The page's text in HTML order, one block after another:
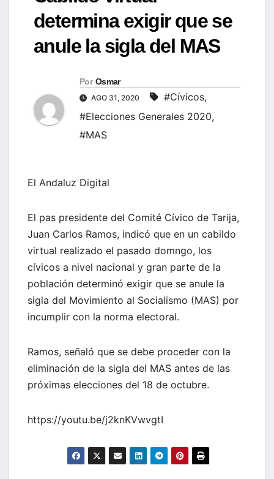
determina exigir que se
anule la sigla del MAS
Por Osmar
AGO 31, 2020 #Cívicos,
#Elecciones Generales 2020,
#MAS
El Andaluz Digital
El pas presidente del Comité Cívico de Tarija,
Juan Carlos Ramos, indicó que en un cabildo
virtual realizado el pasado domngo, los
cívicos a nivel nacional y gran parte de la
población determinó exigir que se anule la
sigla del Movimiento al Socialismo (MAS) por
incumplir con la norma electoral.
Ramos, señaló que se debe proceder con la
eliminación de la sigla del MAS antes de las
próximas elecciones del 18 de octubre.
https://youtu.be/j2knKVwvgtI